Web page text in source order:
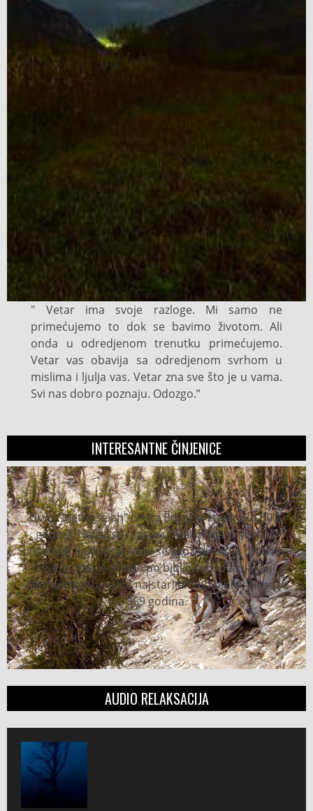
" Vetar ima svoje razloge. Mi samo ne
primećujemo to dok se bavimo životom. Ali
onda u odredjenom trenutku primećujemo.
Vetar vas obavija sa odredjenom svrhom u
mislima i ljulja vas. Vetar zna sve što je u vama.
Svi nas dobro poznaju. Odozgo.”
INTERESANTNE ČINJENICE
Drvo "Methuseiah" (vrsta Bora) je staro oko 5000
godina. Nalazi se i raste u "Belim planinama" u
istočnoj Kaliforniji. Vodi se kao najstarije drvo na
svetu. Ime je dobilo po biblijskom patrijarhu
Methuselah-u, inače najstarijem po bibliji. Živeo je
969 godina.
AUDIO RELAKSACIJA